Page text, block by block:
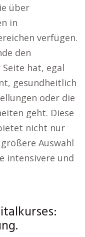
über
in
verfügen.
den
hat, egal
gesundheitlich
oder die
geht. Diese
nicht nur
Auswahl
intensivere und